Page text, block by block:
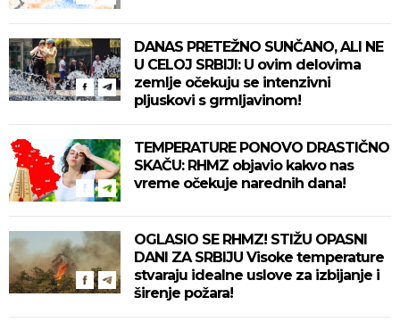
DANAS PRETEŽNO SUNČANO, ALI NE
U CELOJ SRBIJI: U ovim delovima
zemlje očekuju se intenzivni
pljuskovi s grmljavinom!
TEMPERATURE PONOVO DRASTIČNO
SKAČU: RHMZ objavio kakvo nas
vreme očekuje narednih dana!
OGLASIO SE RHMZ! STIŽU OPASNI
DANI ZA SRBIJU Visoke temperature
stvaraju idealne uslove za izbijanje i
širenje požara!